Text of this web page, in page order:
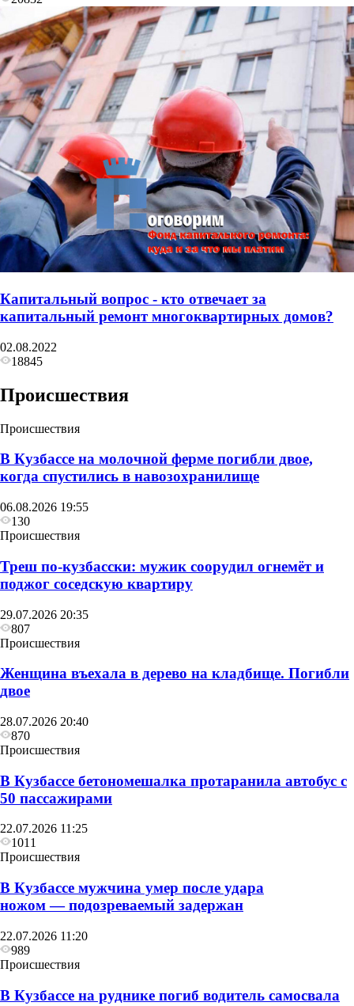
Капитальный вопрос - кто отвечает за
капитальный ремонт многоквартирных домов?
02.08.2022
18845
Происшествия
Происшествия
В Кузбассе на молочной ферме погибли двое,
когда спустились в навозохранилище
06.08.2026 19:55
130
Происшествия
Треш по-кузбасски: мужик соорудил огнемёт и
поджог соседскую квартиру
29.07.2026 20:35
807
Происшествия
Женщина въехала в дерево на кладбище. Погибли
двое
28.07.2026 20:40
870
Происшествия
В Кузбассе бетономешалка протаранила автобус с
50 пассажирами
22.07.2026 11:25
1011
Происшествия
В Кузбассе мужчина умер после удара
ножом — подозреваемый задержан
22.07.2026 11:20
989
Происшествия
В Кузбассе на руднике погиб водитель самосвала